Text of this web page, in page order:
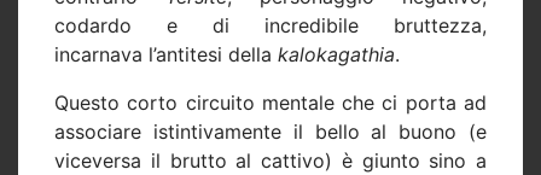
codardo e di incredibile bruttezza,
incarnava l’antitesi della kalokagathia.
Questo corto circuito mentale che ci porta ad
associare istintivamente il bello al buono (e
viceversa il brutto al cattivo) è giunto sino a